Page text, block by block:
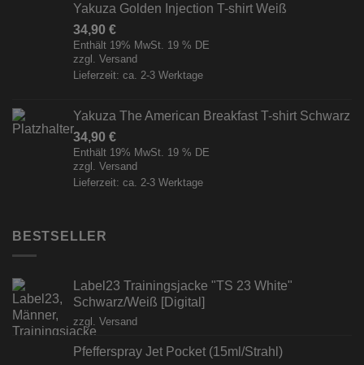
Yakuza Golden Injection T-shirt Weiß
34,90 €
Enthält 19% MwSt. 19 % DE
zzgl. Versand
Lieferzeit: ca. 2-3 Werktage
Yakuza The American Breakfast T-shirt Schwarz
34,90 €
Enthält 19% MwSt. 19 % DE
zzgl. Versand
Lieferzeit: ca. 2-3 Werktage
BESTSELLER
Label23 Trainingsjacke "TS 23 White"
Schwarz/Weiß [Digital]
zzgl. Versand
Pfefferspray Jet Pocket (15ml/Strahl)